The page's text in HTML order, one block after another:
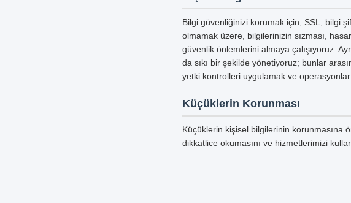
Bilgi güvenliğinizi korumak için, SSL, bilgi
olmamak üzere, bilgilerinizin sızması,
güvenlik önlemlerini almaya çalışıyoruz.
da sıkı bir şekilde yönetiyoruz; bunlar
yetki kontrolleri uygulamak ve
Küçüklerin Korunması
Küçüklerin kişisel bilgilerinin korunmasına
dikkatlice okumasını ve hizmetlerimizi